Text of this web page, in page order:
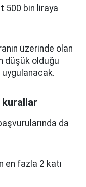
500 bin liraya
üzerinde olan
düşük olduğu
uygulanacak.
kurallar
da
en fazla 2 katı